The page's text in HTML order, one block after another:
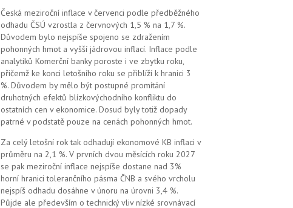
Česká meziroční inflace v červenci podle předběžného
odhadu ČSÚ vzrostla z červnových 1,5 % na 1,7 %.
Důvodem bylo nejspíše spojeno se zdražením
pohonných hmot a vyšší jádrovou inflací. Inflace podle
analytiků Komerční banky poroste i ve zbytku roku,
přičemž ke konci letošního roku se přiblíží k hranici 3
%. Důvodem by mělo být postupné promítání
druhotných efektů blízkovýchodního konfliktu do
ostatních cen v ekonomice. Dosud byly totiž dopady
patrné v podstatě pouze na cenách pohonných hmot.
Za celý letošní rok tak odhadují ekonomové KB inflaci v
průměru na 2,1 %. V prvních dvou měsících roku 2027
se pak meziroční inflace nejspíše dostane nad 3%
horní hranici tolerančního pásma ČNB a svého vrcholu
nejspíš odhadu dosáhne v únoru na úrovni 3,4 %.
Půjde ale především o technický vliv nízké srovnávací